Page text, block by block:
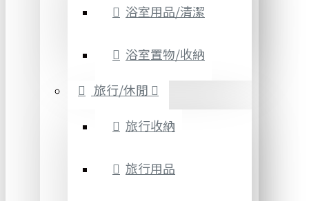
浴室用品/清潔
浴室置物/收納
旅行/休閒
旅行收納
旅行用品